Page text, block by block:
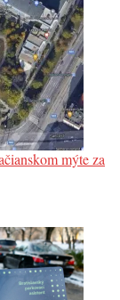
mýte za